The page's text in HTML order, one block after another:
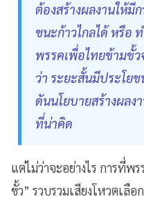
ต้องสร้างผลงานให้มี
ชนะก้าวไกลได้ หรือ
พรรคเพื่อไทยข้ามขั้ว
ว่า ระยะสั้นมีประโย
ดันนโยบายสร้างผลง
ที่น่าคิด
แต่ไม่ว่าจะอย่างไร การที่พ
ขั้ว” รวบรวมเสียงโหวตเลื